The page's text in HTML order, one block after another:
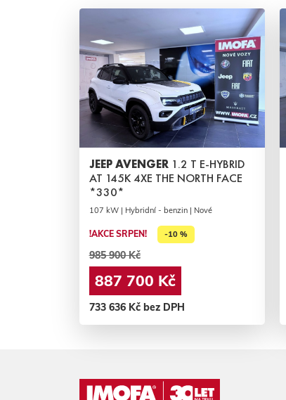
JEEP AVENGER 1.2 T E-HYBRID
AT 145K 4XE THE NORTH FACE
*330*
107 kW | Hybridní - benzin | Nové
!AKCE SRPEN! -10 %
985 900 Kč
887 700 Kč
733 636 Kč bez DPH